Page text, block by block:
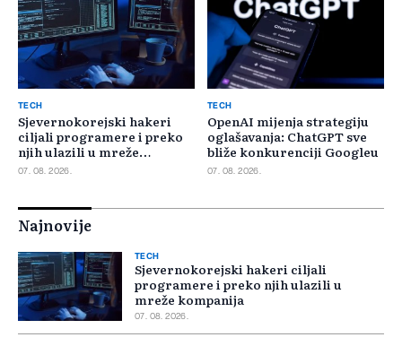
TECH
Sjevernokorejski hakeri
ciljali programere i preko
njih ulazili u mreže
kompanija
07. 08. 2026.
TECH
OpenAI mijenja strategiju
oglašavanja: ChatGPT sve
bliže konkurenciji Googleu
07. 08. 2026.
Najnovije
TECH
Sjevernokorejski hakeri ciljali
programere i preko njih ulazili u
mreže kompanija
07. 08. 2026.